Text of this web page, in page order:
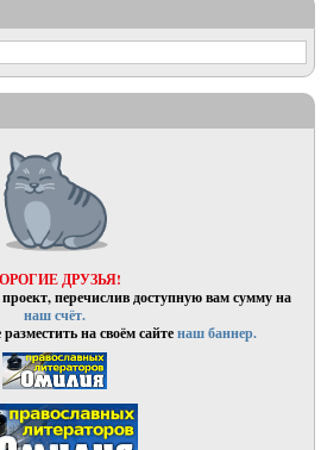
ДРУЗЬЯ!
перечислив доступную вам сумму на
наш счёт.
на своём сайтенаш баннер.